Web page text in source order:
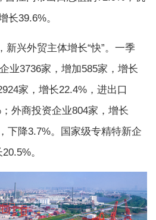
长39.6%。
新兴外贸主体增长“快”。一季
业3736家，增加585家，增长
家，增长22.4%，进出口
外商投资企业804家，增长
下降3.7%。国家级专精特新企
。